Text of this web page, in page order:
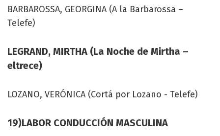
BARBAROSSA, GEORGINA (A la Barbarossa –
Telefe)
LEGRAND, MIRTHA (La Noche de Mirtha –
eltrece)
LOZANO, VERÓNICA (Cortá por Lozano - Telefe)
19)LABOR CONDUCCIÓN MASCULINA